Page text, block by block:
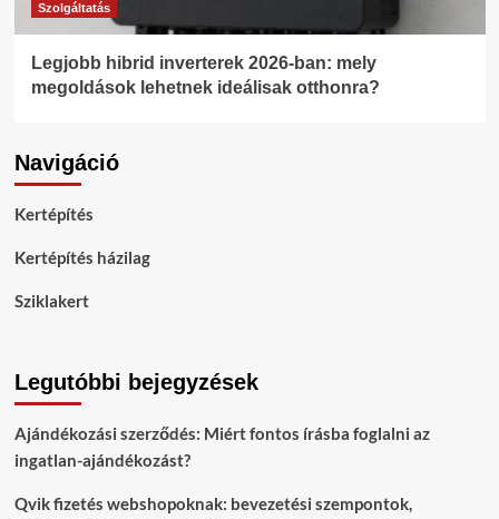
Szolgáltatás
Legjobb hibrid inverterek 2026-ban: mely
megoldások lehetnek ideálisak otthonra?
Navigáció
Kertépítés
Kertépítés házilag
Sziklakert
Legutóbbi bejegyzések
Ajándékozási szerződés: Miért fontos írásba foglalni az
ingatlan-ajándékozást?
Qvik fizetés webshopoknak: bevezetési szempontok,